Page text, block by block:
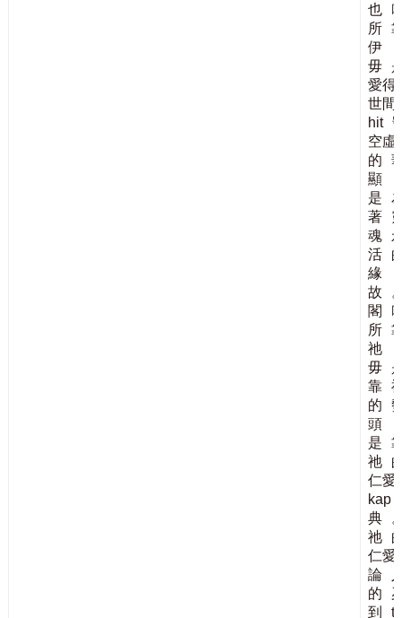
也
所
伊
毋
愛得
世間
hit
空虛
的
顯
是
著
魂
活
緣
故
閣
所
祂
毋
靠
的
頭
是
祂
仁愛
kap
典
祂
仁愛
論
的
到